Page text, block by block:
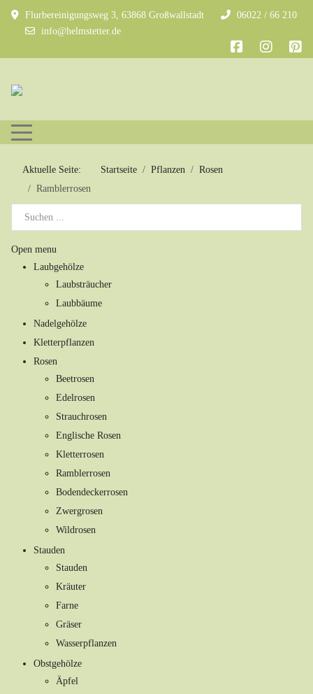
Flurbereinigungsweg 3, 63868 Großwallstadt
06022 / 66 210
info@helmstetter.de
Mobile Menu Toggle
Aktuelle Seite: Startseite Pflanzen
Rosen
Ramblerrosen
Open menu
Laubgehölze
Laubsträucher
Laubbäume
Nadelgehölze
Kletterpflanzen
Rosen
Beetrosen
Edelrosen
Strauchrosen
Englische Rosen
Kletterrosen
Ramblerrosen
Bodendeckerrosen
Zwergrosen
Wildrosen
Stauden
Stauden
Kräuter
Farne
Gräser
Wasserpflanzen
Obstgehölze
Äpfel